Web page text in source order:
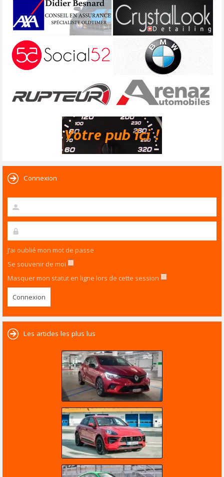
Connexion
J’ai oublié mon mot de passe
Se souvenir de moi
Masquer mon statut en ligne lors de cette session
Les articles les plus lus